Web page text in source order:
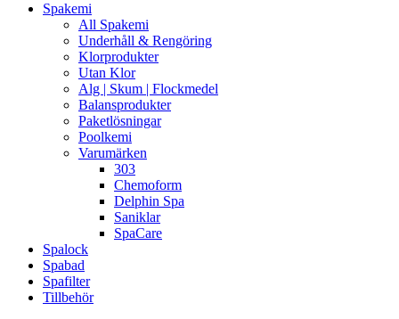
Spakemi
All Spakemi
Underhåll & Rengöring
Klorprodukter
Utan Klor
Alg | Skum | Flockmedel
Balansprodukter
Paketlösningar
Poolkemi
Varumärken
303
Chemoform
Delphin Spa
Saniklar
SpaCare
Spalock
Spabad
Spafilter
Tillbehör